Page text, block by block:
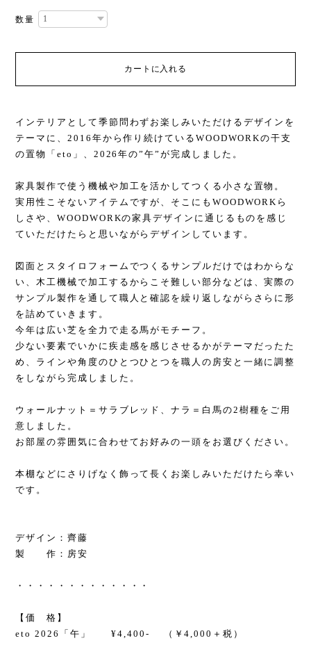
数量
カートに入れる
インテリアとして季節問わずお楽しみいただけるデザインを
テーマに、2016年から作り続けているWOODWORKの干支
の置物「eto」、2026年の”午”が完成しました。
家具製作で使う機械や加工を活かしてつくる小さな置物。
実用性こそないアイテムですが、そこにもWOODWORKら
しさや、WOODWORKの家具デザインに通じるものを感じ
ていただけたらと思いながらデザインしています。
図面とスタイロフォームでつくるサンプルだけではわからな
い、木工機械で加工するからこそ難しい部分などは、実際の
サンプル製作を通して職人と確認を繰り返しながらさらに形
を詰めていきます。
今年は広い芝を全力で走る馬がモチーフ。
少ない要素でいかに疾走感を感じさせるかがテーマだったた
め、ラインや角度のひとつひとつを職人の房安と一緒に調整
をしながら完成しました。
ウォールナット＝サラブレッド、ナラ＝白馬の2樹種をご用
意しました。
お部屋の雰囲気に合わせてお好みの一頭をお選びください。
本棚などにさりげなく飾って長くお楽しみいただけたら幸い
です。
デザイン：齊藤
製 作：房安
・・・・・・・・・・・・・
【価 格】
eto 2026「午」 ¥4,400- （￥4,000＋税）